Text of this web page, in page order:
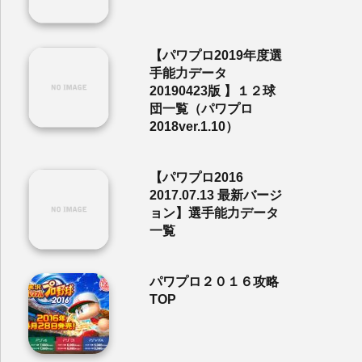
【パワプロ2019年度選
手能力データ
20190423版 】１２球
団一覧（パワプロ
2018ver.1.10）
【パワプロ2016
2017.07.13 最新バージ
ョン】選手能力データ
一覧
パワプロ２０１６攻略
TOP